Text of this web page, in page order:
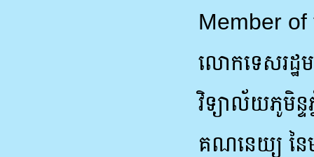
Member
លោកទេសរដ្ឋ
វិទ្យាល័យភូមិន្
គណនេយ្យ នៃ